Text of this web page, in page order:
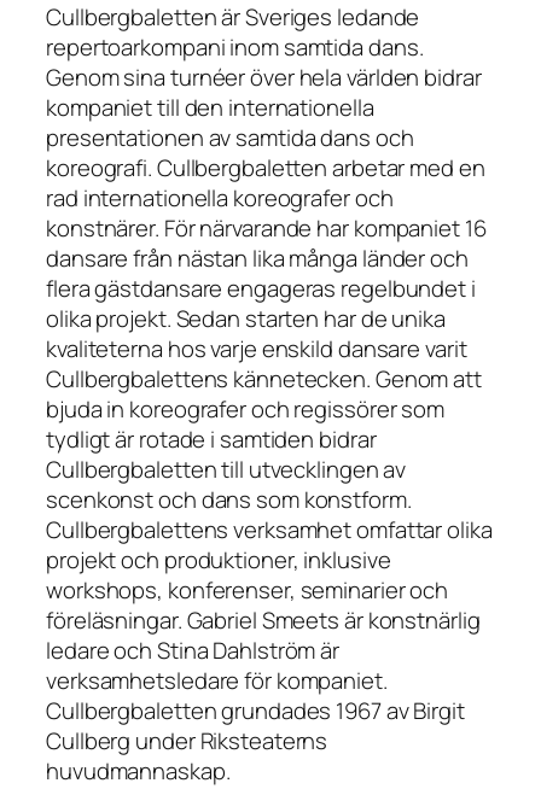
Cullbergbaletten är Sveriges ledande
repertoarkompani inom samtida dans.
Genom sina turnéer över hela världen bidrar
kompaniet till den internationella
presentationen av samtida dans och
koreografi. Cullbergbaletten arbetar med en
rad internationella koreografer och
konstnärer. För närvarande har kompaniet 16
dansare från nästan lika många länder och
flera gästdansare engageras regelbundet i
olika projekt. Sedan starten har de unika
kvaliteterna hos varje enskild dansare varit
Cullbergbalettens kännetecken. Genom att
bjuda in koreografer och regissörer som
tydligt är rotade i samtiden bidrar
Cullbergbaletten till utvecklingen av
scenkonst och dans som konstform.
Cullbergbalettens verksamhet omfattar olika
projekt och produktioner, inklusive
workshops, konferenser, seminarier och
föreläsningar. Gabriel Smeets är konstnärlig
ledare och Stina Dahlström är
verksamhetsledare för kompaniet.
Cullbergbaletten grundades 1967 av Birgit
Cullberg under Riksteaterns
huvudmannaskap.